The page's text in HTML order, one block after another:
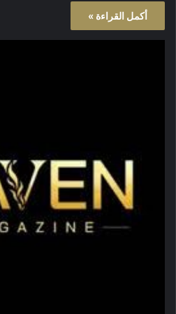
أكمل القراءة »